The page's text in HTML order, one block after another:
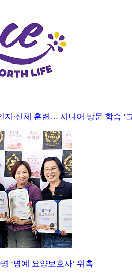
·신체 훈련… 시니어 방문 학습 ‘
‘명예 요양보호사’ 위촉